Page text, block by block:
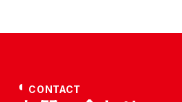
CONTACT